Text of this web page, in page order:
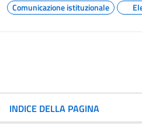
Comunicazione istituzionale
INDICE DELLA PAGINA